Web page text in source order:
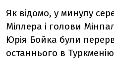
Як відомо, у минулу
Міллера і голови
Юрія Бойка були
останнього в